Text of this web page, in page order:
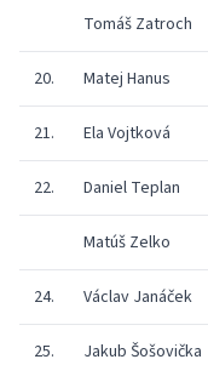
Tomáš Zatroch
20. Matej Hanus
21. Ela Vojtková
22. Daniel Teplan
Matúš Zelko
24. Václav Janáček
25. Jakub Šošovička